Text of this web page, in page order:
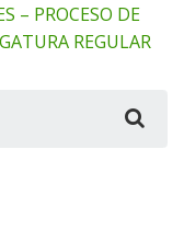
– PROCESO DE
REGULAR